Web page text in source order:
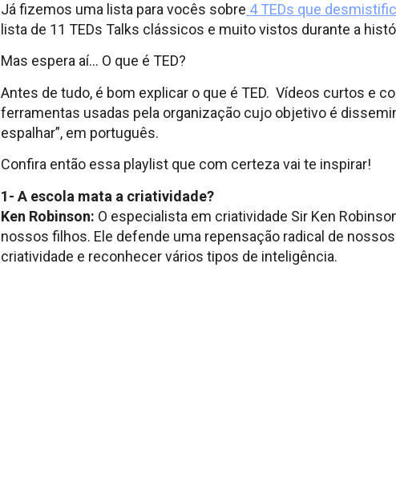
Já fizemos uma lista para vocês sobre 4 TEDs que
lista de 11 TEDs Talks clássicos e muito vistos durante a
Mas espera aí… O que é TED?
Antes de tudo, é bom explicar o que é TED. Vídeos curtos e
ferramentas usadas pela organização cujo objetivo é
espalhar”, em português.
Confira então essa playlist que com certeza vai te inspirar!
1- A escola mata a criatividade?
Ken Robinson: O especialista em criatividade Sir Ken
nossos filhos. Ele defende uma repensação radical de
criatividade e reconhecer vários tipos de inteligência.